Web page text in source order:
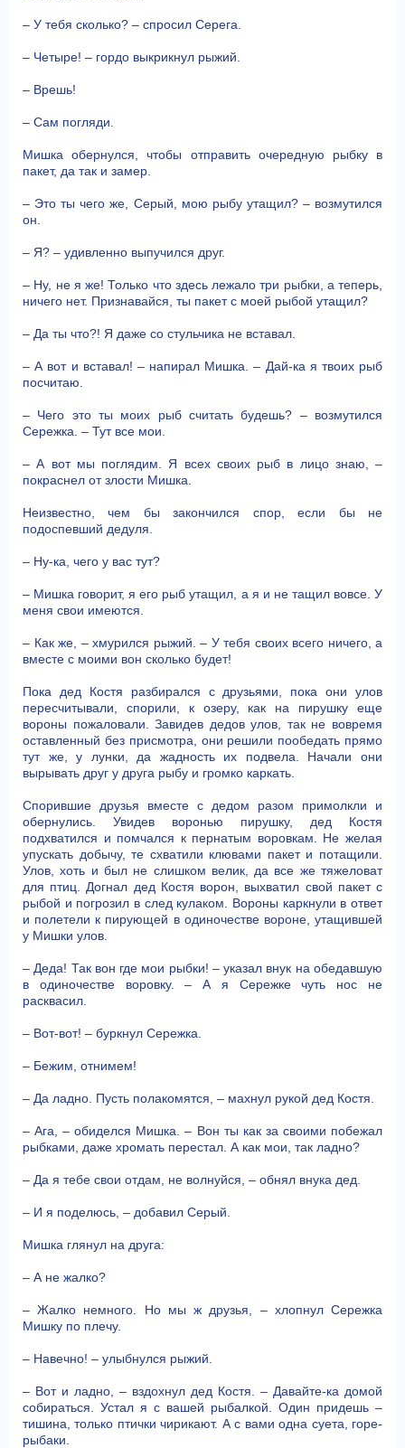
– У тебя сколько? – спросил Серега.
– Четыре! – гордо выкрикнул рыжий.
– Врешь!
– Сам погляди.
Мишка обернулся, чтобы отправить очередную рыбку в
пакет, да так и замер.
– Это ты чего же, Серый, мою рыбу утащил? – возмутился
он.
– Я? – удивленно выпучился друг.
– Ну, не я же! Только что здесь лежало три рыбки, а теперь,
ничего нет. Признавайся, ты пакет с моей рыбой утащил?
– Да ты что?! Я даже со стульчика не вставал.
– А вот и вставал! – напирал Мишка. – Дай-ка я твоих рыб
посчитаю.
– Чего это ты моих рыб считать будешь? – возмутился
Сережка. – Тут все мои.
– А вот мы поглядим. Я всех своих рыб в лицо знаю, –
покраснел от злости Мишка.
Неизвестно, чем бы закончился спор, если бы не
подоспевший дедуля.
– Ну-ка, чего у вас тут?
– Мишка говорит, я его рыб утащил, а я и не тащил вовсе. У
меня свои имеются.
– Как же, – хмурился рыжий. – У тебя своих всего ничего, а
вместе с моими вон сколько будет!
Пока дед Костя разбирался с друзьями, пока они улов
пересчитывали, спорили, к озеру, как на пирушку еще
вороны пожаловали. Завидев дедов улов, так не вовремя
оставленный без присмотра, они решили пообедать прямо
тут же, у лунки, да жадность их подвела. Начали они
вырывать друг у друга рыбу и громко каркать.
Спорившие друзья вместе с дедом разом примолкли и
обернулись. Увидев воронью пирушку, дед Костя
подхватился и помчался к пернатым воровкам. Не желая
упускать добычу, те схватили клювами пакет и потащили.
Улов, хоть и был не слишком велик, да все же тяжеловат
для птиц. Догнал дед Костя ворон, выхватил свой пакет с
рыбой и погрозил в след кулаком. Вороны каркнули в ответ
и полетели к пирующей в одиночестве вороне, утащившей
у Мишки улов.
– Деда! Так вон где мои рыбки! – указал внук на обедавшую
в одиночестве воровку. – А я Сережке чуть нос не
расквасил.
– Вот-вот! – буркнул Сережка.
– Бежим, отнимем!
– Да ладно. Пусть полакомятся, – махнул рукой дед Костя.
– Ага, – обиделся Мишка. – Вон ты как за своими побежал
рыбками, даже хромать перестал. А как мои, так ладно?
– Да я тебе свои отдам, не волнуйся, – обнял внука дед.
– И я поделюсь, – добавил Серый.
Мишка глянул на друга:
– А не жалко?
– Жалко немного. Но мы ж друзья, – хлопнул Сережка
Мишку по плечу.
– Навечно! – улыбнулся рыжий.
– Вот и ладно, – вздохнул дед Костя. – Давайте-ка домой
собираться. Устал я с вашей рыбалкой. Один придешь –
тишина, только птички чирикают. А с вами одна суета, горе-
рыбаки.